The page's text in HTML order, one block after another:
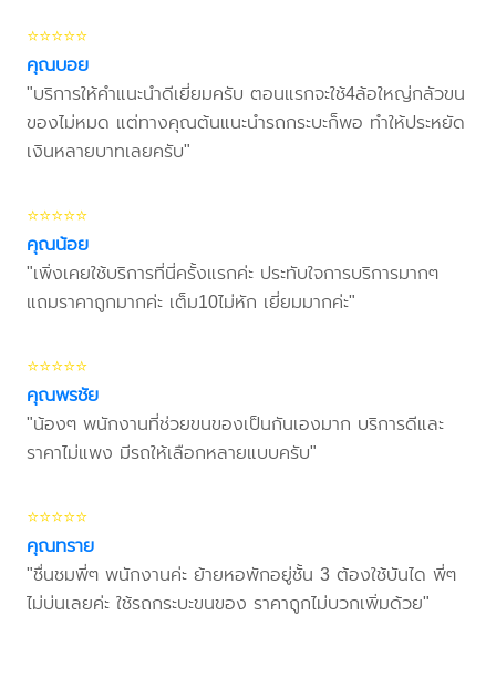
⭐⭐⭐⭐⭐
คุณบอย
"บริการให้คำแนะนำดีเยี่ยมครับ ตอนแรกจะใช้4ล้อใหญ่กลัวขน
ของไม่หมด แต่ทางคุณต้นแนะนำรถกระบะก็พอ ทำให้ประหยัด
เงินหลายบาทเลยครับ"
⭐⭐⭐⭐⭐
คุณน้อย
"เพิ่งเคยใช้บริการที่นี่ครั้งแรกค่ะ ประทับใจการบริการมากๆ
แถมราคาถูกมากค่ะ เต็ม10ไม่หัก เยี่ยมมากค่ะ"
⭐⭐⭐⭐⭐
คุณพรชัย
"น้องๆ พนักงานที่ช่วยขนของเป็นกันเองมาก บริการดีและ
ราคาไม่แพง มีรถให้เลือกหลายแบบครับ"
⭐⭐⭐⭐⭐
คุณทราย
"ชื่นชมพี่ๆ พนักงานค่ะ ย้ายหอพักอยู่ชั้น 3 ต้องใช้บันได พี่ๆ
ไม่บ่นเลยค่ะ ใช้รถกระบะขนของ ราคาถูกไม่บวกเพิ่มด้วย"